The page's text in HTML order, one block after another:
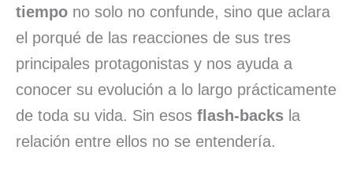
tiempo no solo no confunde, sino que aclara
el porqué de las reacciones de sus tres
principales protagonistas y nos ayuda a
conocer su evolución a lo largo prácticamente
de toda su vida. Sin esos flash-backs la
relación entre ellos no se entendería.